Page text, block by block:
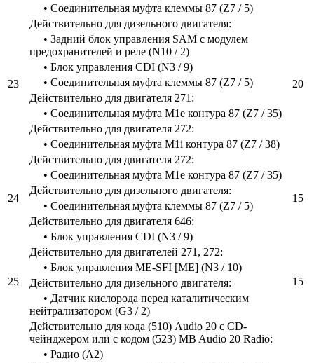
• Соединительная муфта клеммы 87 (Z7 / 5)
23
Действительно для дизельного двигателя:
20
• Задний блок управления SAM с модулем
предохранителей и реле (N10 / 2)
• Блок управления CDI (N3 / 9)
• Соединительная муфта клеммы 87 (Z7 / 5)
Действительно для двигателя 271:
• Соединительная муфта M1e контура 87 (Z7 / 35)
Действительно для двигателя 272:
• Соединительная муфта M1i контура 87 (Z7 / 38)
24
Действительно для двигателя 272:
15
• Соединительная муфта M1e контура 87 (Z7 / 35)
Действительно для дизельного двигателя:
• Соединительная муфта клеммы 87 (Z7 / 5)
Действительно для двигателя 646:
• Блок управления CDI (N3 / 9)
25
Действительно для двигателей 271, 272:
15
• Блок управления ME-SFI [ME] (N3 / 10)
Действительно для дизельного двигателя:
• Датчик кислорода перед каталитическим
нейтрализатором (G3 / 2)
Действительно для кода (510) Audio 20 с CD-
чейнджером или с кодом (523) MB Audio 20 Radio:
• Радио (A2)